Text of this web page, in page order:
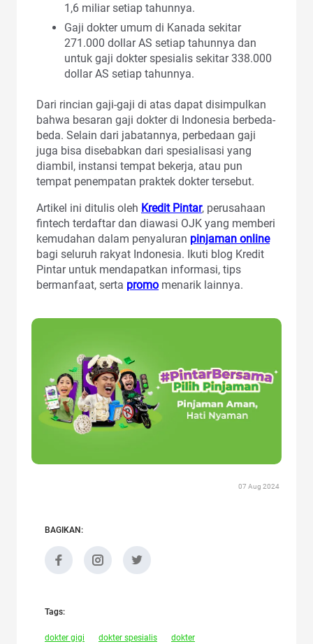
1,6 miliar setiap tahunnya.
Gaji dokter umum di Kanada sekitar
271.000 dollar AS setiap tahunnya dan
untuk gaji dokter spesialis sekitar 338.000
dollar AS setiap tahunnya.
Dari rincian gaji-gaji di atas dapat disimpulkan
bahwa besaran gaji dokter di Indonesia berbeda-
beda. Selain dari jabatannya, perbedaan gaji
juga bisa disebabkan dari spesialisasi yang
diambil, instansi tempat bekerja, atau pun
tempat penempatan praktek dokter tersebut.
Artikel ini ditulis oleh Kredit Pintar, perusahaan
fintech terdaftar dan diawasi OJK yang memberi
kemudahan dalam penyaluran pinjaman online
bagi seluruh rakyat Indonesia. Ikuti blog Kredit
Pintar untuk mendapatkan informasi, tips
bermanfaat, serta promo menarik lainnya.
07 Aug 2024
BAGIKAN:
Tags:
dokter gigi dokter spesialis
dokter